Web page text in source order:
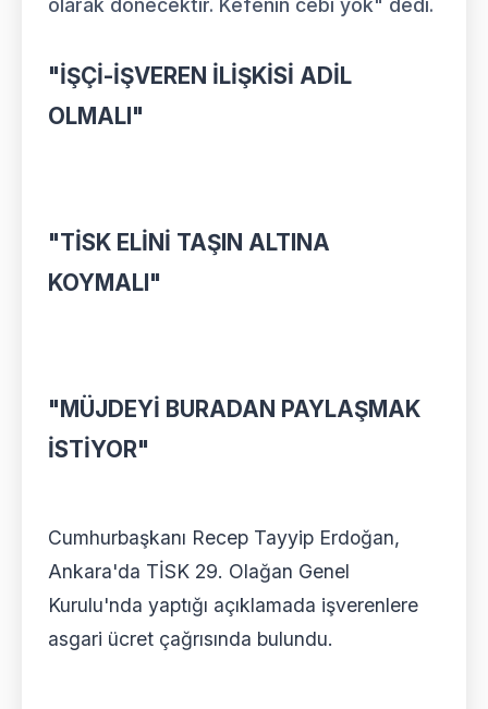
olarak dönecektir. Kefenin cebi yok" dedi.
"İŞÇİ-İŞVEREN İLİŞKİSİ ADİL
OLMALI"
"TİSK ELİNİ TAŞIN ALTINA
KOYMALI"
"MÜJDEYİ BURADAN PAYLAŞMAK
İSTİYOR"
Cumhurbaşkanı Recep Tayyip Erdoğan,
Ankara'da TİSK 29. Olağan Genel
Kurulu'nda yaptığı açıklamada işverenlere
asgari ücret çağrısında bulundu.